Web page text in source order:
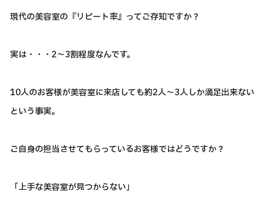
現代の美容室の『リピート率』ってご存知ですか？
実は・・・2～3割程度なんです。
10人のお客様が美容室に来店しても約2人～3人しか満足出来ない
という事実。
ご自身の担当させてもらっているお客様ではどうですか？
「上手な美容室が見つからない」